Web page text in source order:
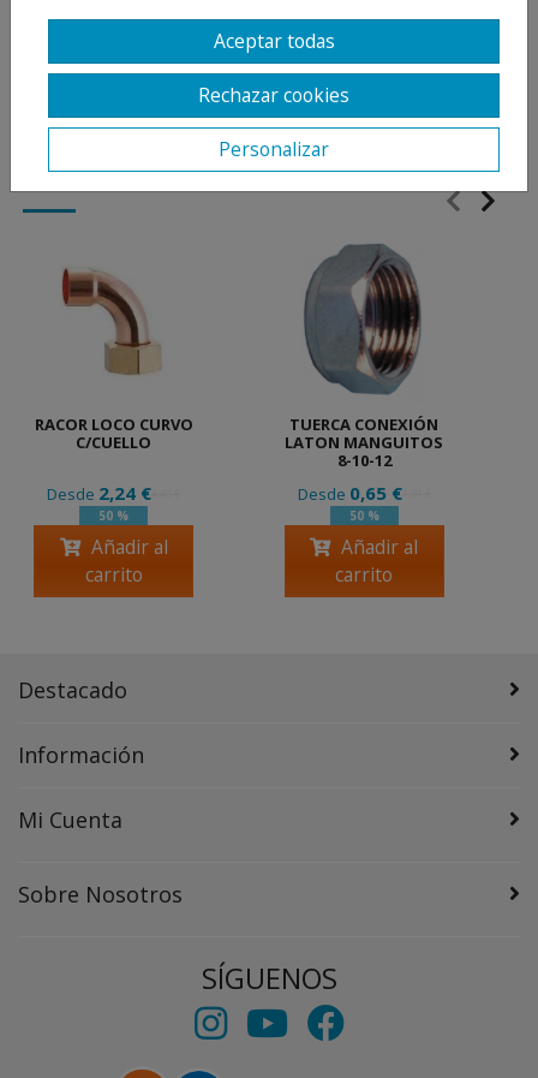
instalaciones térmicas, instalaciones de frío,
redes de gasóleos y gasolinas en general.
PRODUCTOSRELACIONADOS
RACOR LOCO CURVO
C/CUELLO
Desde 2,24 €
50 %
Añadir al
carrito
TUERCA CONEXIÓN
LATON MANGUITOS
8-10-12
Desde 0,65 €1,31 €
50 %
Añadir al
carrito
Destacado
Información
Mi Cuenta
Sobre Nosotros
SÍGUENOS
Aceptar todas
Rechazar cookies
Personalizar